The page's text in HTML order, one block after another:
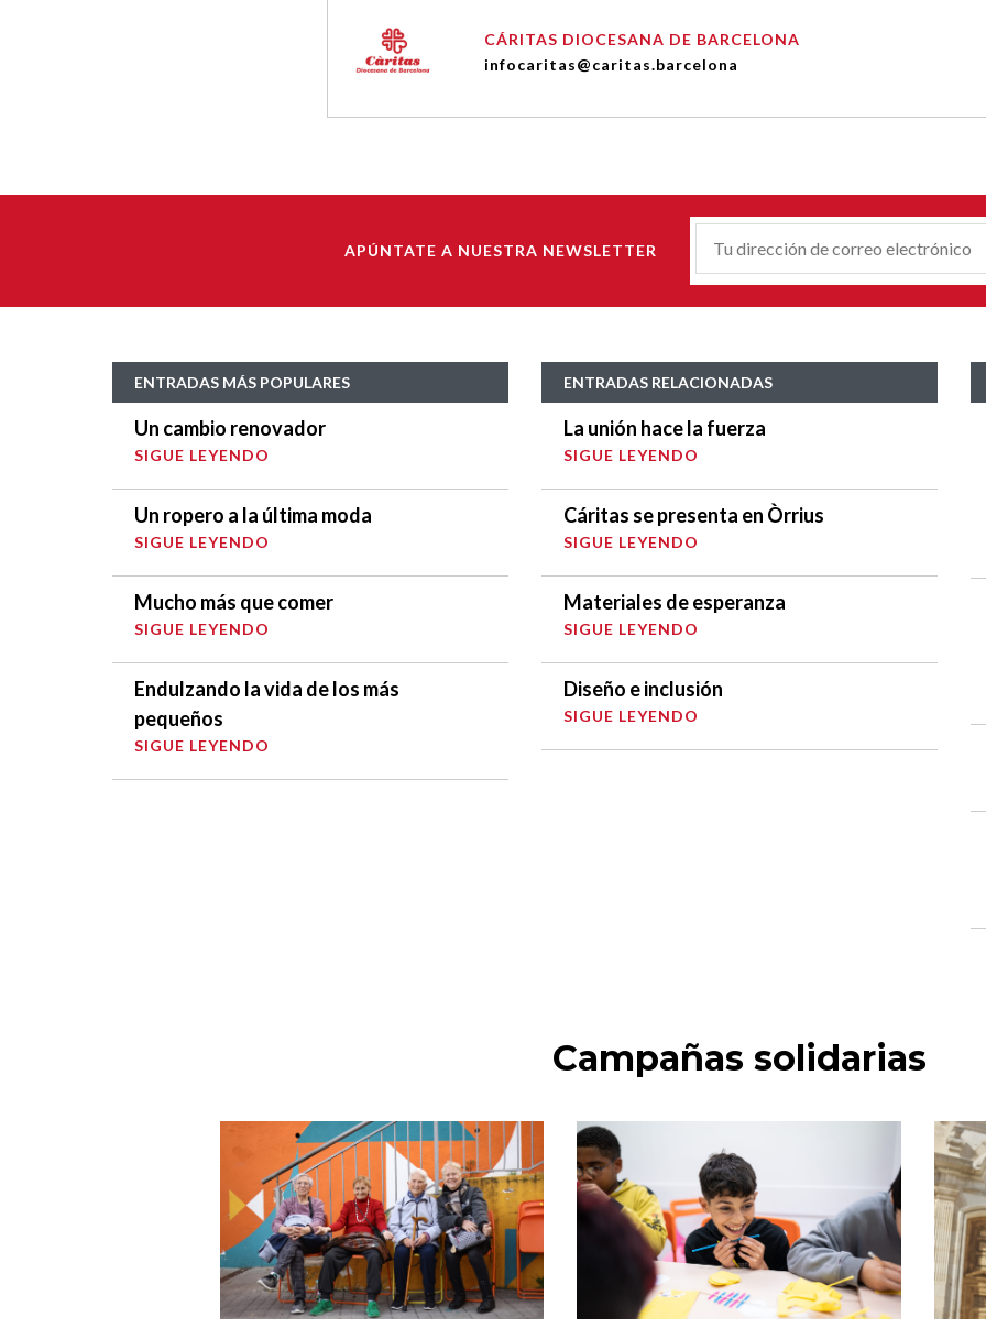
CÁRITAS DIOCESANA DE BARCELONA
infocaritas@caritas.barcelona
APÚNTATE A NUESTRA NEWSLETTER
Correu-
ENTRADAS MÁS POPULARES
Un cambio renovador
SIGUE LEYENDO
Un ropero a la última moda
SIGUE LEYENDO
Mucho más que comer
SIGUE LEYENDO
Endulzando la vida de los más
pequeños
SIGUE LEYENDO
ENTRADAS RELACIONADAS
La unión hace la fuerza
SIGUE LEYENDO
Cáritas se presenta en Òrrius
SIGUE LEYENDO
Materiales de esperanza
SIGUE LEYENDO
Diseño e inclusión
SIGUE LEYENDO
Campañas solidarias